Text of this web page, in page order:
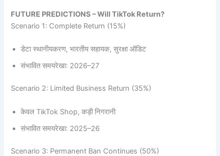
FUTURE PREDICTIONS – Will TikTok Return?
Scenario 1: Complete Return (15%)
डेटा स्थानीयकरण, भारतीय सहायक, सुरक्षा ऑडिट
संभावित समयरेखा: 2026–27
Scenario 2: Limited Business Return (35%)
केवल TikTok Shop, कड़ी निगरानी
संभावित समयरेखा: 2025–26
Scenario 3: Permanent Ban Continues (50%)